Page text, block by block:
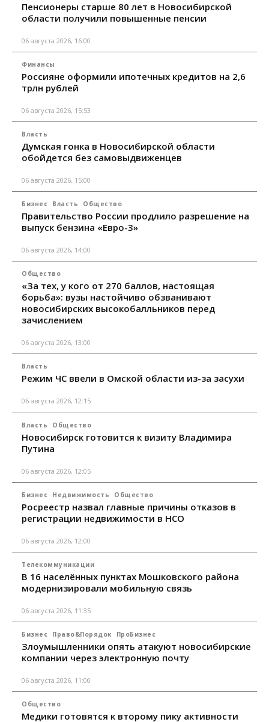
Пенсионеры старше 80 лет в Новосибирской
области получили повышенные пенсии
06 августа 2026, 16:00
Финансы
Россияне оформили ипотечных кредитов на 2,6
трлн рублей
06 августа 2026, 15:53
Власть
Думская гонка в Новосибирской области
обойдется без самовыдвиженцев
06 августа 2026, 15:00
Бизнес Власть Общество
Правительство России продлило разрешение на
выпуск бензина «Евро-3»
06 августа 2026, 14:00
Общество
«За тех, у кого от 270 баллов, настоящая
борьба»: вузы настойчиво обзванивают
новосибирских высокобалльников перед
зачислением
06 августа 2026, 13:00
Власть
Режим ЧС ввели в Омской области из-за засухи
06 августа 2026, 12:15
Власть Общество
Новосибирск готовится к визиту Владимира
Путина
06 августа 2026, 12:05
Бизнес Недвижимость Общество
Росреестр назвал главные причины отказов в
регистрации недвижимости в НСО
06 августа 2026, 12:00
Телекоммуникации
В 16 населённых пунктах Мошковского района
модернизировали мобильную связь
06 августа 2026, 11:35
Бизнес Право&Порядок ПроБизнес
Злоумышленники опять атакуют новосибирские
компании через электронную почту
06 августа 2026, 11:00
Общество
Медики готовятся к второму пику активности